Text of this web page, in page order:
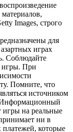
Images, строго
для
играх
Соблюдайте
игры. При
Помните, что
источником
Информационный
игры на реальные
ни в
платежей, которые